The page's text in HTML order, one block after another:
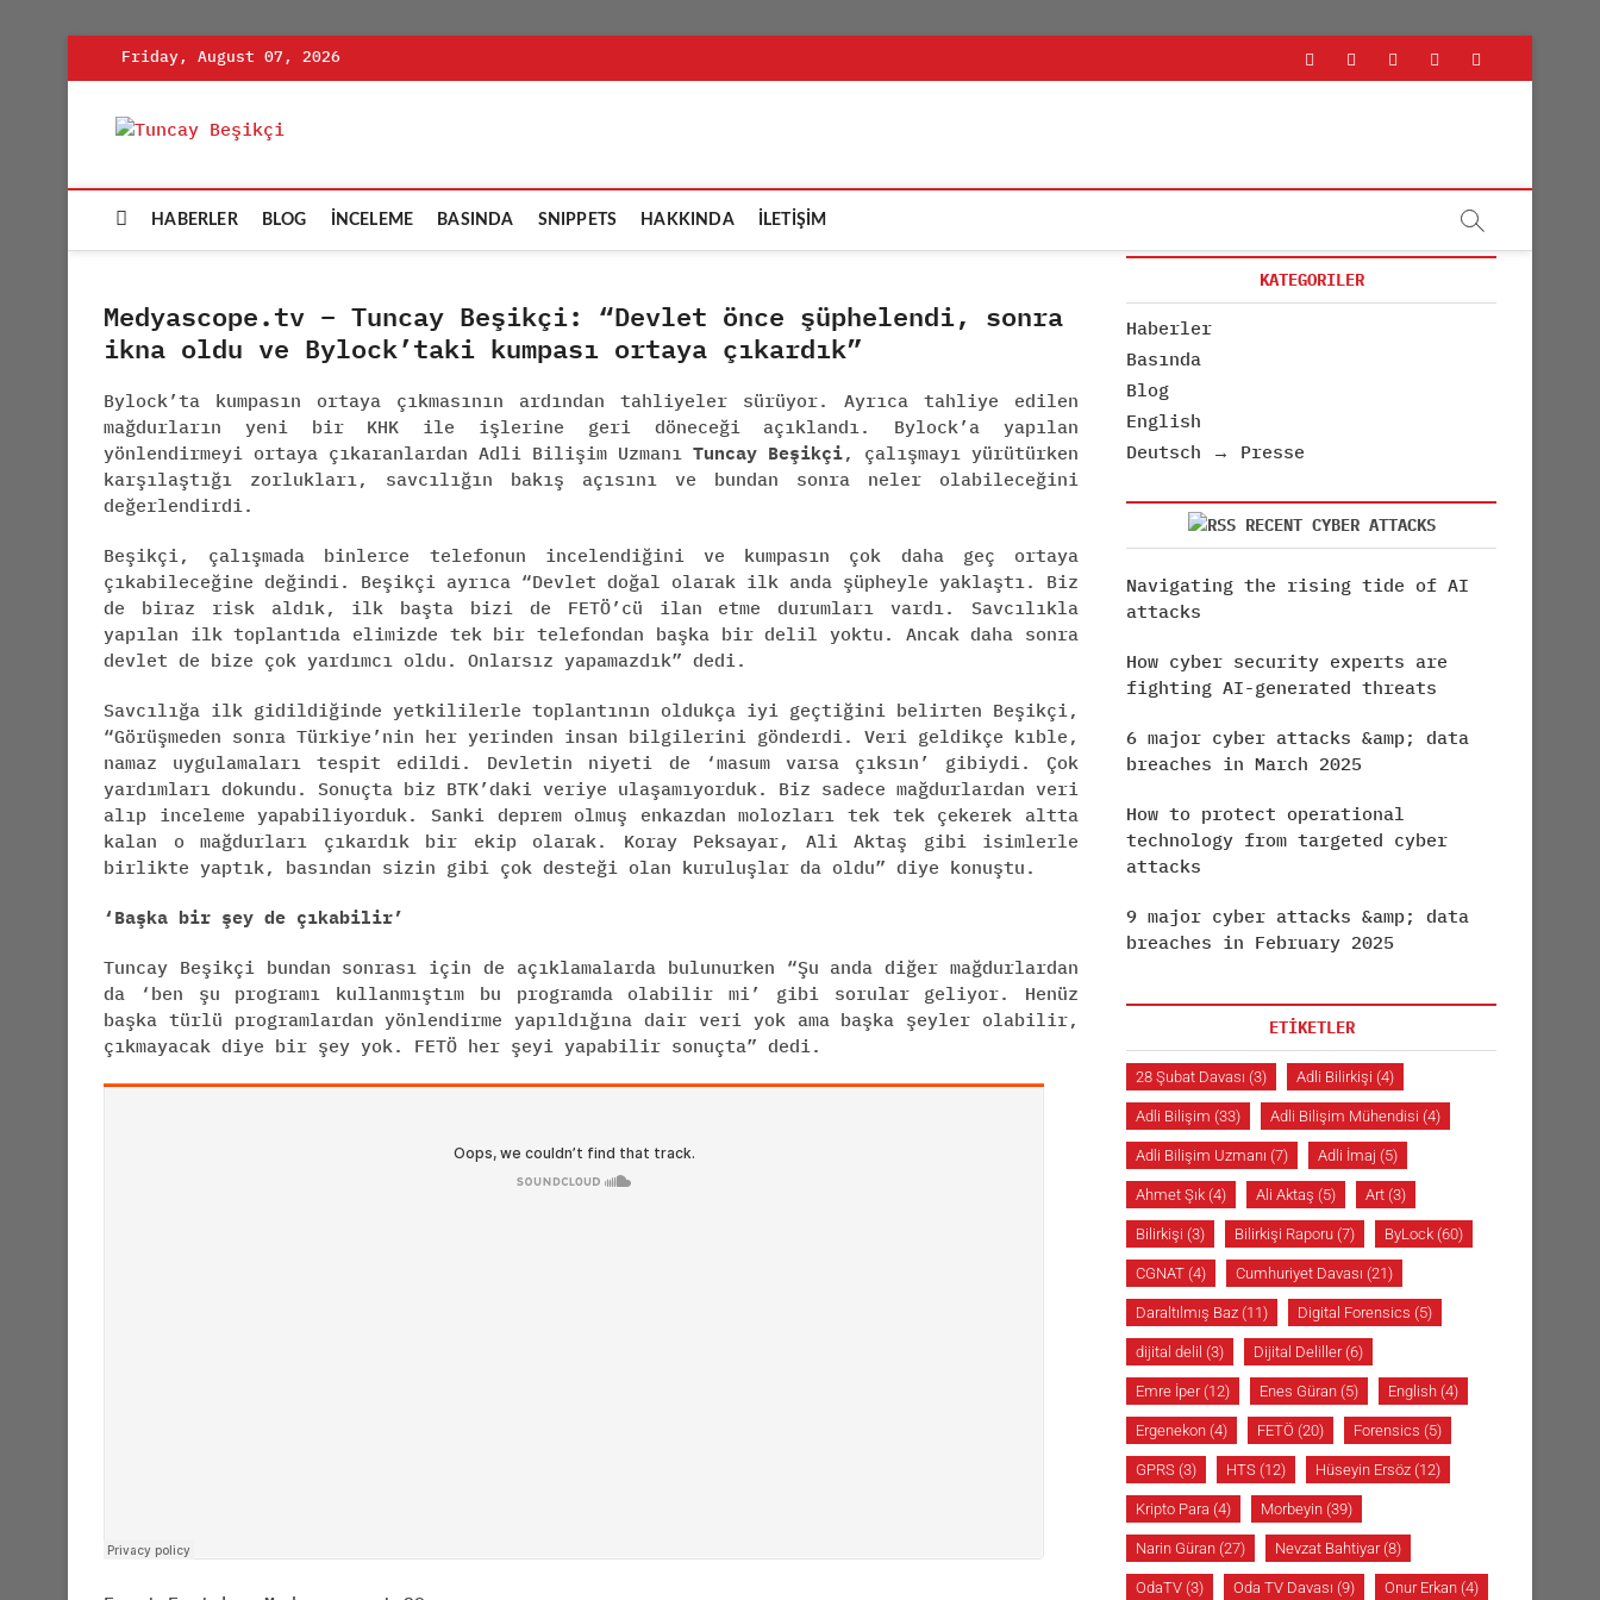
Friday, August 07, 2026 linkedin twitter youtube
HABERLER BLOG İNCELEME BASINDA SNIPPETS HAKKINDA İLETİŞİM
Medyascope.tv – Tuncay Beşikçi: “Devlet önce şüphelendi, sonra
ikna oldu ve Bylock’taki kumpası ortaya çıkardık”
Bylock’ta kumpasın ortaya çıkmasının ardından tahliyeler sürüyor. Ayrıca tahliye edilen
mağdurların yeni bir KHK ile işlerine geri döneceği açıklandı. Bylock’a yapılan
yönlendirmeyi ortaya çıkaranlardan Adli Bilişim Uzmanı Tuncay Beşikçi, çalışmayı yürütürken
karşılaştığı zorlukları, savcılığın bakış açısını ve bundan sonra neler olabileceğini
değerlendirdi.
Beşikçi, çalışmada binlerce telefonun incelendiğini ve kumpasın çok daha geç ortaya
çıkabileceğine değindi. Beşikçi ayrıca “Devlet doğal olarak ilk anda şüpheyle yaklaştı. Biz
de biraz risk aldık, ilk başta bizi de FETÖ’cü ilan etme durumları vardı. Savcılıkla
yapılan ilk toplantıda elimizde tek bir telefondan başka bir delil yoktu. Ancak daha sonra
devlet de bize çok yardımcı oldu. Onlarsız yapamazdık” dedi.
Savcılığa ilk gidildiğinde yetkililerle toplantının oldukça iyi geçtiğini belirten Beşikçi,
“Görüşmeden sonra Türkiye’nin her yerinden insan bilgilerini gönderdi. Veri geldikçe kıble,
namaz uygulamaları tespit edildi. Devletin niyeti de ‘masum varsa çıksın’ gibiydi. Çok
yardımları dokundu. Sonuçta biz BTK’daki veriye ulaşamıyorduk. Biz sadece mağdurlardan veri
alıp inceleme yapabiliyorduk. Sanki deprem olmuş enkazdan molozları tek tek çekerek altta
kalan o mağdurları çıkardık bir ekip olarak. Koray Peksayar, Ali Aktaş gibi isimlerle
birlikte yaptık, basından sizin gibi çok desteği olan kuruluşlar da oldu” diye konuştu.
‘Başka bir şey de çıkabilir’
Tuncay Beşikçi bundan sonrası için de açıklamalarda bulunurken “Şu anda diğer mağdurlardan
da ‘ben şu programı kullanmıştım bu programda olabilir mi’ gibi sorular geliyor. Henüz
başka türlü programlardan yönlendirme yapıldığına dair veri yok ama başka şeyler olabilir,
çıkmayacak diye bir şey yok. FETÖ her şeyi yapabilir sonuçta” dedi.
KATEGORILER
Haberler
Basında
Blog
English
Deutsch → Presse
RECENT CYBER ATTACKS
Navigating the rising tide of AI
attacks
How cyber security experts are
fighting AI-generated threats
6 major cyber attacks &amp; data
breaches in March 2025
How to protect operational
technology from targeted cyber
attacks
9 major cyber attacks &amp; data
breaches in February 2025
ETİKETLER
28 Şubat Davası (3) Adli Bilirkişi (4)
Adli Bilişim (33) Adli Bilişim Mühendisi (4)
Adli Bilişim Uzmanı (7) Adli İmaj (5)
Ahmet Şık (4) Ali Aktaş (5) Art (3)
Bilirkişi (3) Bilirkişi Raporu (7) ByLock (60)
CGNAT (4) Cumhuriyet Davası (21)
Daraltılmış Baz (11) Digital Forensics (5)
dijital delil (3) Dijital Deliller(6)
Emre İper(12) Enes Güran (5) English (4)
Ergenekon (4) FETÖ (20) Forensics (5)
GPRS (3) HTS (12) Hüseyin Ersöz (12)
Kripto Para (4) Morbeyin (39)
Narin Güran (27) Nevzat Bahtiyar(8)
OdaTV (3) Oda TV Davası (9) Onur Erkan (4)